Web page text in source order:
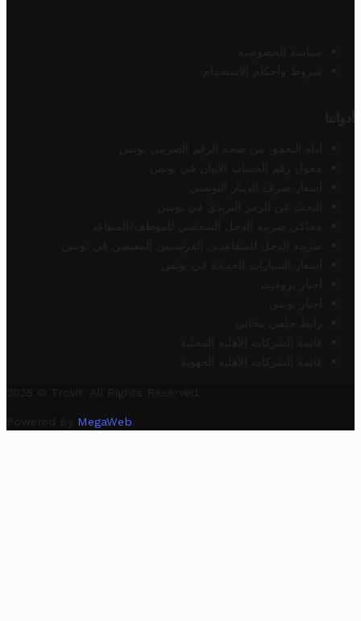
سياسة الخصوصية
شروط وأحكام الاستخدام
أدواتنا
أداة التحقق من صحة الرقم الضريبي تونس
محول رقم الحساب الآيبان في تونس
أسعار صرف الدينار التونسي
البحث عن الرمز البريدي في تونس
محاكي ضريبة الدخل الشخصي للموظف/المتقاعد
ضريبة الدخل للمتقاعدين الفرنسيين المقيمين في تونس
أسعار السيارات الجديدة في تونس
أخبار تروفيت
أخبار تونس
رابط خلفي مجاني
قائمة الشركات الأهلية المحلية
قائمة الشركات الأهلية الجهوية
2025 © Trovit. All Rights Reserved.
Powered By MegaWeb